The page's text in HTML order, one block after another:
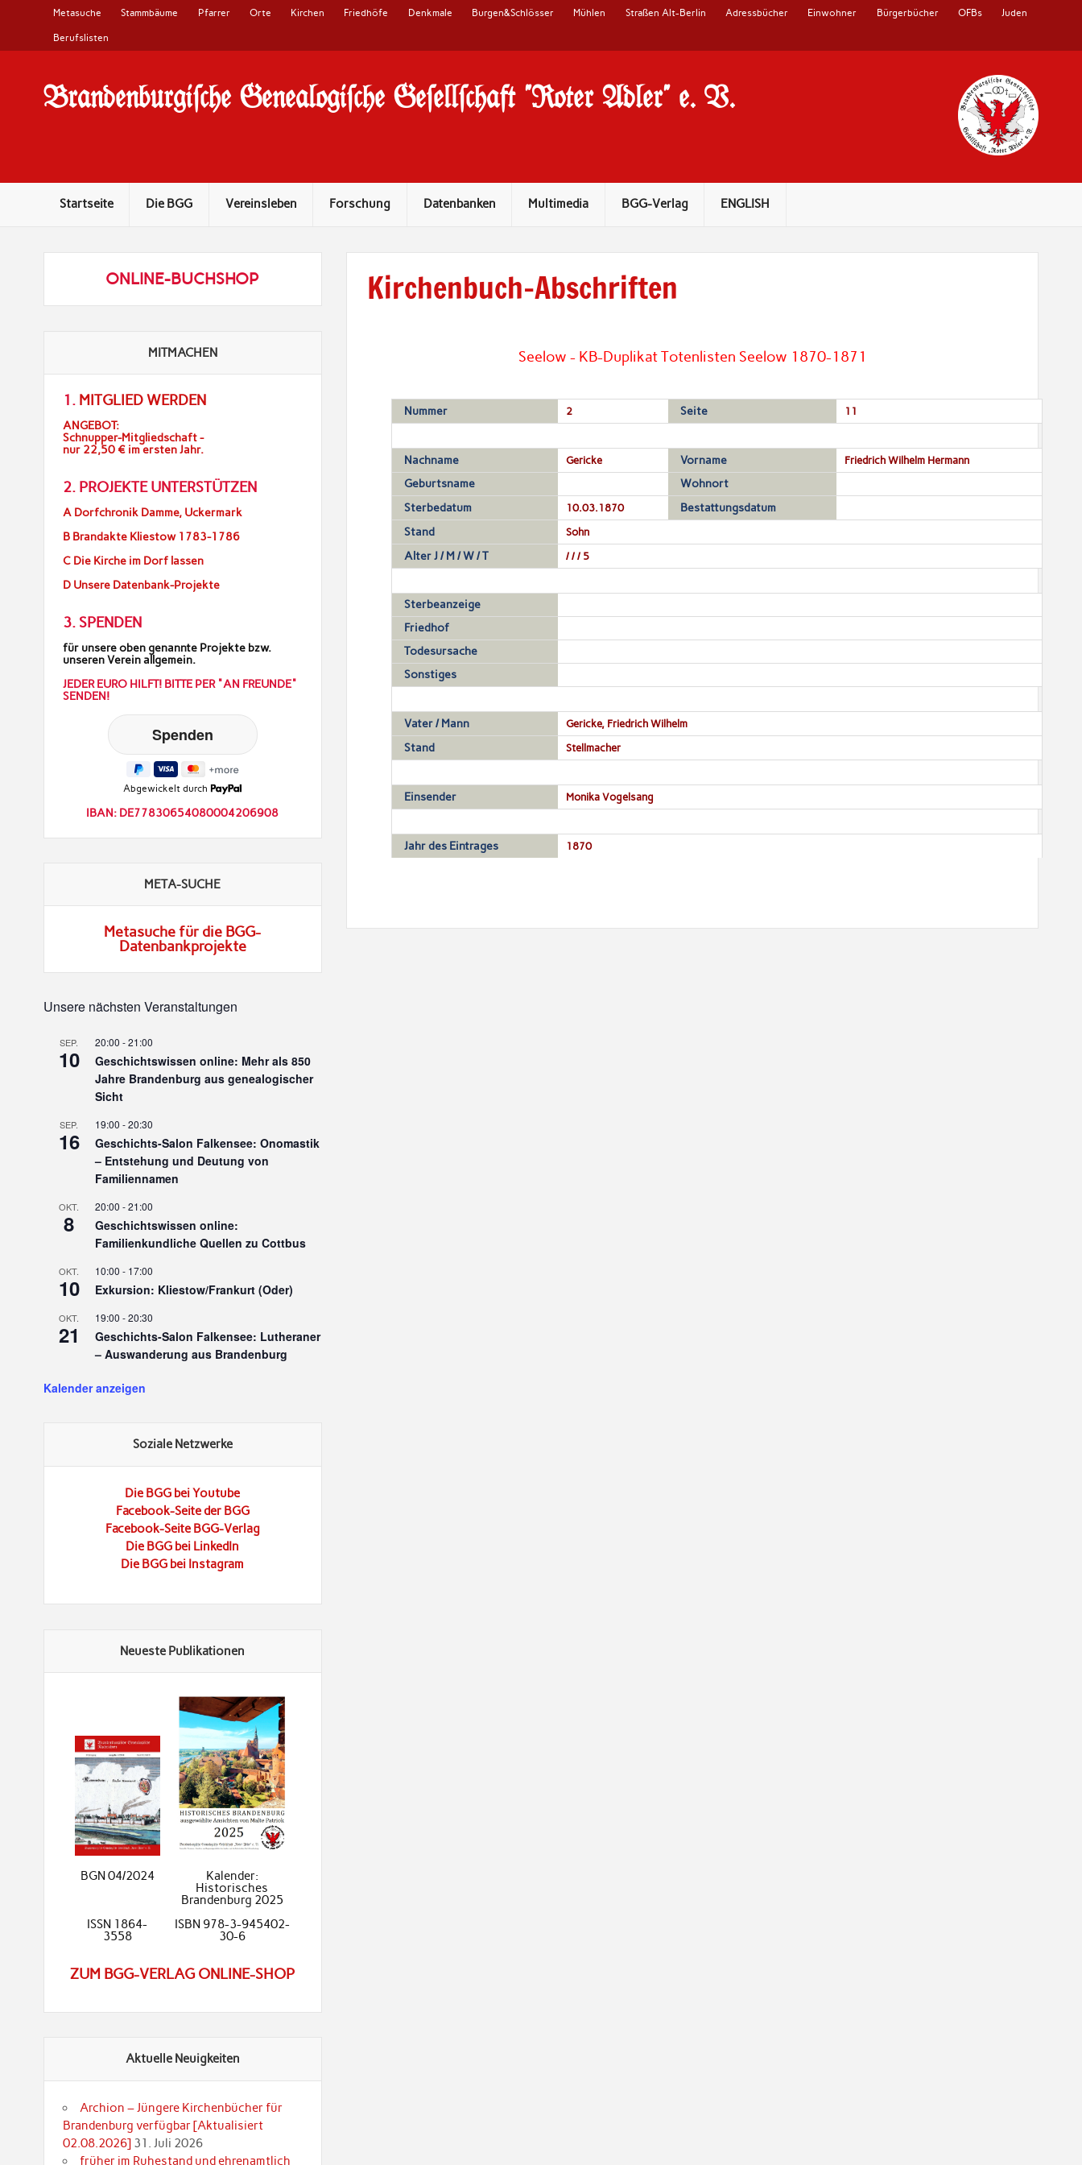
Metasuche Stammbäume Pfarrer Orte Kirchen Friedhöfe Denkmale Burgen&Schlösser Mühlen Straßen Alt-Berlin Adressbücher Einwohner Bürgerbücher OFBs Juden
Berufslisten
Brandenburgi#che Genealogi#che Ge#ell#chaft "Roter Adler" e. V.
Startseite Die BGG Vereinsleben Forschung Datenbanken Multimedia BGG-Verlag ENGLISH
Kirchenbuch-Abschriften
Seelow - KB-Duplikat Totenlisten Seelow 1870-1871
Nummer 2 Seite 11
Nachname Gericke Vorname Friedrich Wilhelm Hermann
Geburtsname
Wohnort
Sterbedatum
10.03.1870
Bestattungsdatum
Stand
Sohn
Alter J / M / W / T / / / 5
Sterbeanzeige
Friedhof
Todesursache
Sonstiges
Vater / Mann Gericke, Friedrich Wilhelm
Stand Stellmacher
Einsender Monika Vogelsang
Jahr des Eintrages 1870
ONLINE-BUCHSHOP
MITMACHEN
1. MITGLIED WERDEN
ANGEBOT:
Schnupper-Mitgliedschaft -
nur 22,50 € im ersten Jahr.
2. PROJEKTE UNTERSTÜTZEN
A Dorfchronik Damme, Uckermark
B Brandakte Kliestow 1783-1786
C Die Kirche im Dorf lassen
D Unsere Datenbank-Projekte
3. SPENDEN
für unsere oben genannte Projekte bzw.
unseren Verein allgemein.
JEDER EURO HILFT! BITTE PER "AN FREUNDE"
SENDEN!
Abgewickelt durch
IBAN: DE77830654080004206908
META-SUCHE
Metasuche für die BGG-
Datenbankprojekte
Unsere nächsten Veranstaltungen
SEP.
10
20:00 -21:00
Geschichtswissen online: Mehr als 850
Jahre Brandenburg aus genealogischer
Sicht
SEP.
16
19:00 -20:30
Geschichts-Salon Falkensee: Onomastik
– Entstehung und Deutung von
Familiennamen
OKT.
8
20:00 -21:00
Geschichtswissen online:
Familienkundliche Quellen zu Cottbus
OKT.
10
10:00 - 17:00
Exkursion: Kliestow/Frankurt (Oder)
OKT.
21
19:00 -20:30
Geschichts-Salon Falkensee: Lutheraner
– Auswanderung aus Brandenburg
Kalender anzeigen
Soziale Netzwerke
Die BGG bei Youtube
Facebook-Seite der BGG
Facebook-Seite BGG-Verlag
Die BGG bei LinkedIn
Die BGG bei Instagram
Neueste Publikationen
BGN 04/2024
Kalender:
Historisches
Brandenburg 2025
ISSN 1864-
3558
ISBN 978-3-945402-
30-6
ZUM BGG-VERLAG ONLINE-SHOP
Aktuelle Neuigkeiten
Archion – Jüngere Kirchenbücher für
Brandenburg verfügbar [Aktualisiert
02.08.2026] 31. Juli 2026
früher im Ruhestand und ehrenamtlich